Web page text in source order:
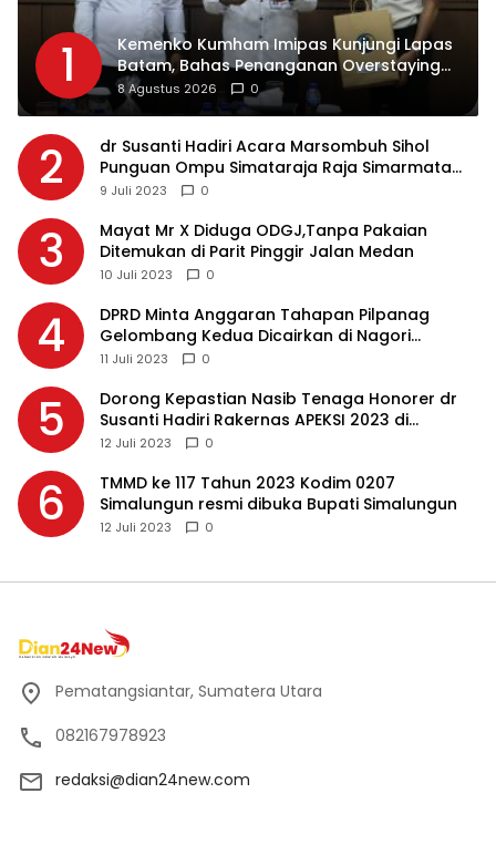
1
Kemenko Kumham Imipas Kunjungi Lapas
Batam, Bahas Penanganan Overstaying
dan Implementasi KUHP Baru
8 Agustus 2026 0
2
dr Susanti Hadiri Acara Marsombuh Sihol
Punguan Ompu Simataraja Raja Simarmata
Dohot Boruna Kota Siantar
9 Juli 2023 0
3
Mayat Mr X Diduga ODGJ,Tanpa Pakaian
Ditemukan di Parit Pinggir Jalan Medan
10 Juli 2023 0
4
DPRD Minta Anggaran Tahapan Pilpanag
Gelombang Kedua Dicairkan di Nagori
Masing-masing, Ini Alasannya…
11 Juli 2023 0
5
Dorong Kepastian Nasib Tenaga Honorer dr
Susanti Hadiri Rakernas APEKSI 2023 di
Makassar
12 Juli 2023 0
6
TMMD ke 117 Tahun 2023 Kodim 0207
Simalungun resmi dibuka Bupati Simalungun
12 Juli 2023 0
Pematangsiantar, Sumatera Utara
082167978923
redaksi@dian24new.com